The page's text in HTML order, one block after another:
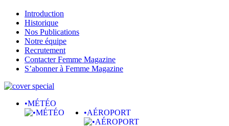
Introduction
Historique
Nos Publications
Notre équipe
Recrutement
Contacter Femme Magazine
S’abonner à Femme Magazine
•MÉTÉO
•AÉROPORT